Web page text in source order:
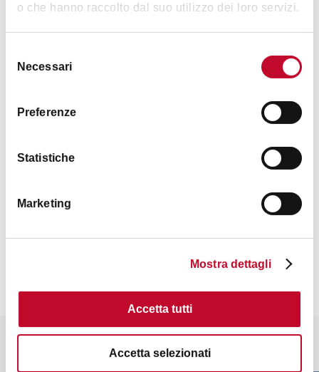
o che hanno raccolto dal suo utilizzo dei loro servizi.
delNecessari
Preferenze
Statistiche
Marketing
Mostra dettagli
Accetta tutti
Accetta selezionati
Potrebbe interessarti anche